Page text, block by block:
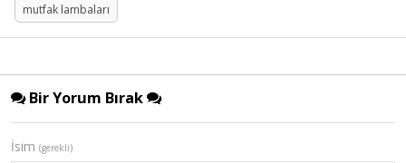
mutfak lambaları
Bir Yorum Bırak
İsim (gerekli)